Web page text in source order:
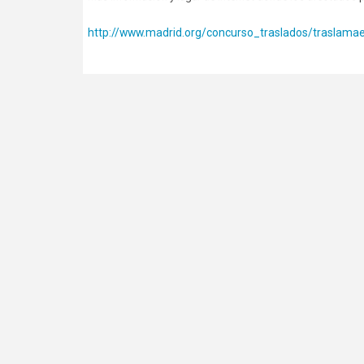
http://www.madrid.org/concurso_traslados/